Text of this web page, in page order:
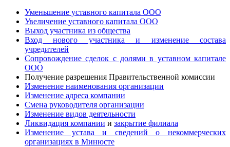
Уменьшение уставного капитала ООО
Увеличение уставного капитала ООО
Выход участника из общества
Вход нового участника и изменение состава
учредителей
Сопровождение сделок с долями в уставном капитале
ООО
Получение разрешения Правительственной комиссии
Изменение наименования организации
Изменение адреса компании
Смена руководителя организации
Изменение видов деятельности
Ликвидация компании и закрытие филиала
Изменение устава и сведений о некоммерческих
организациях в Минюсте